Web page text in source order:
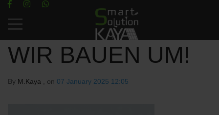
Mobile Menu Toggle
WIR BAUEN UM!
By M.Kaya , on 07 January 2025 12:05